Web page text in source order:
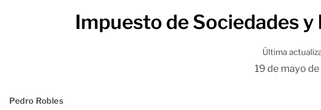
Impuesto de Sociedades
Última
19 de mayo
Pedro Robles